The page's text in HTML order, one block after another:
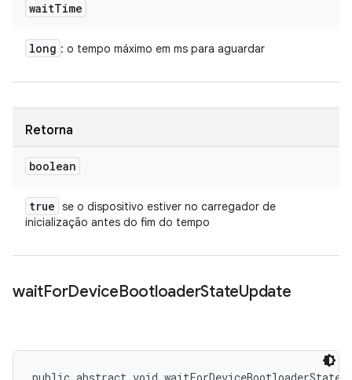
waitTime
long : o tempo máximo em ms para aguardar
Retorna
boolean
true se o dispositivo estiver no carregador de
inicialização antes do fim do tempo
waitForDeviceBootloaderStateUpdate